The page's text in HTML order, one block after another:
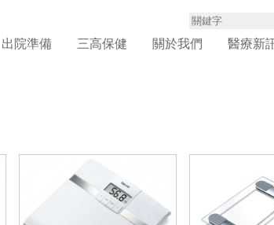
出院準備 三高保健 關於我們 醫療新